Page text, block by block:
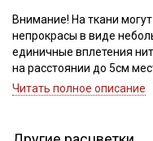
Внимание! На ткани
непрокрасы в виде
единичные вплетения
на расстоянии до 5см
на расстоянии до 5см от
Саржа — это плотная
Читать полное описание